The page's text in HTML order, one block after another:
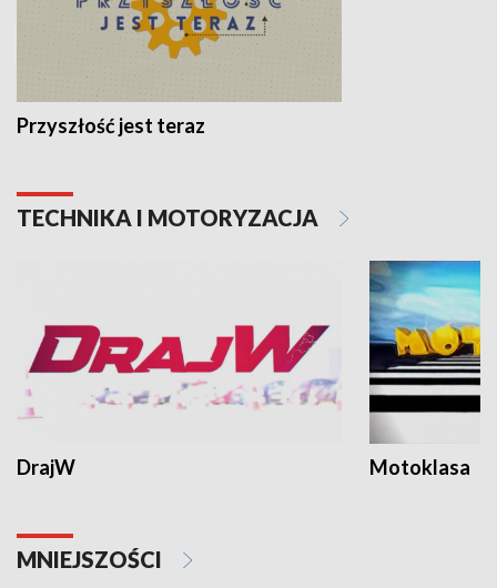
Przyszłość jest teraz
TECHNIKA I MOTORYZACJA
DrajW Motoklasa
MNIEJSZOŚCI